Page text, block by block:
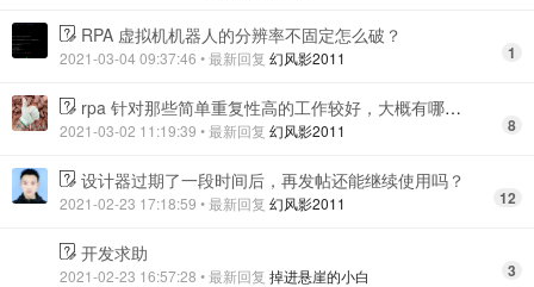
RPA 虚拟机机器人的分辨率不固定怎么破？
2021-03-04 09:37:46 • 最新回复 幻风影2011 1
rpa 针对那些简单重复性高的工作较好，大概有哪些类呢？
2021-03-02 11:19:39 • 最新回复 幻风影2011 8
设计器过期了一段时间后，再发帖还能继续使用吗？
2021-02-23 17:18:59 • 最新回复 幻风影2011 12
开发求助
2021-02-23 16:57:28 • 最新回复 掉进悬崖的小白 3